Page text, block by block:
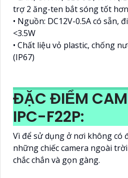
trợ 2 ăng-ten bắt sóng tốt
• Nguồn: DC12V-0.5A có sẵn,
<3.5W
• Chất liệu vỏ plastic, chống
(IP67)
ĐẶC ĐIỂM
IPC-F22P:
Vì để sử dụng ở nơi không có
những chiếc camera ngoài
chắc chắn và gọn gàng.